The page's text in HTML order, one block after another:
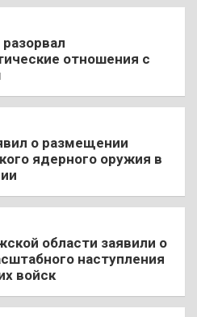
отношения с
о размещении
ядерного оружия в
области заявили о
наступления
войск